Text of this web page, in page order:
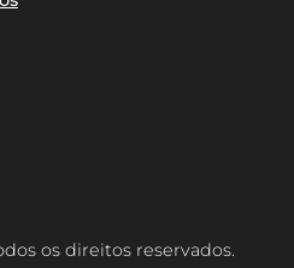
os direitos reservados.